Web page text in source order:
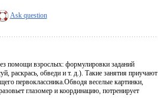
Ask question
помощи взрослых: формулировки заданий
раскрась, обведи и т. д.). Такие занятия приучают
первоклассника.Обводя веселые картинки,
глазомер и координацию, потренирует